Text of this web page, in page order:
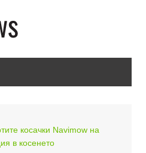
косачки Navimow на
в косенето